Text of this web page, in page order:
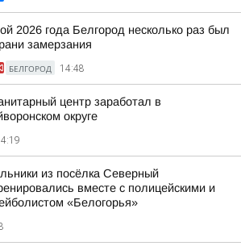
2026 года Белгород несколько раз был
замерзания
БЕЛГОРОД 14:48
центр заработал в
округе
из посёлка Северный
вместе с полицейскими и
«Белогорья»